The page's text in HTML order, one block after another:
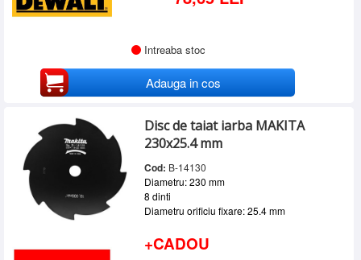
Intreaba stoc
Adauga in cos
Disc de taiat iarba MAKITA
230x25.4 mm
Cod: B-14130
Diametru: 230 mm
8 dinti
Diametru orificiu fixare: 25.4 mm
+CADOU